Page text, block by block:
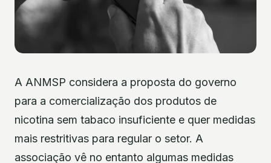
A ANMSP considera a proposta do governo
para a comercialização dos produtos de
nicotina sem tabaco insuficiente e quer medidas
mais restritivas para regular o setor. A
associação vê no entanto algumas medidas